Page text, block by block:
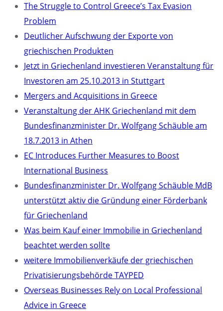
The Struggle to Control Greece’s Tax Evasion
Problem
Deutlicher Aufschwung der Exporte von
griechischen Produkten
Jetzt in Griechenland investieren Veranstaltung für
Investoren am 25.10.2013 in Stuttgart
Mergers and Acquisitions in Greece
Veranstaltung der AHK Griechenland mit dem
Bundesfinanzminister Dr. Wolfgang Schäuble am
18.7.2013 in Athen
EC Introduces Further Measures to Boost
International Business
Bundesfinanzminister Dr. Wolfgang Schäuble MdB
unterstützt aktiv die Gründung einer Förderbank
für Griechenland
Was beim Kauf einer Immobilie in Griechenland
beachtet werden sollte
weitere Immobilienverkäufe der griechischen
Privatisierungsbehörde TAYPED
Overseas Businesses Rely on Local Professional
Advice in Greece